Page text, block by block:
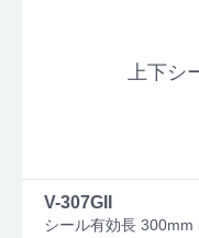
上下シ
V-307GII
シール有効長 300mm